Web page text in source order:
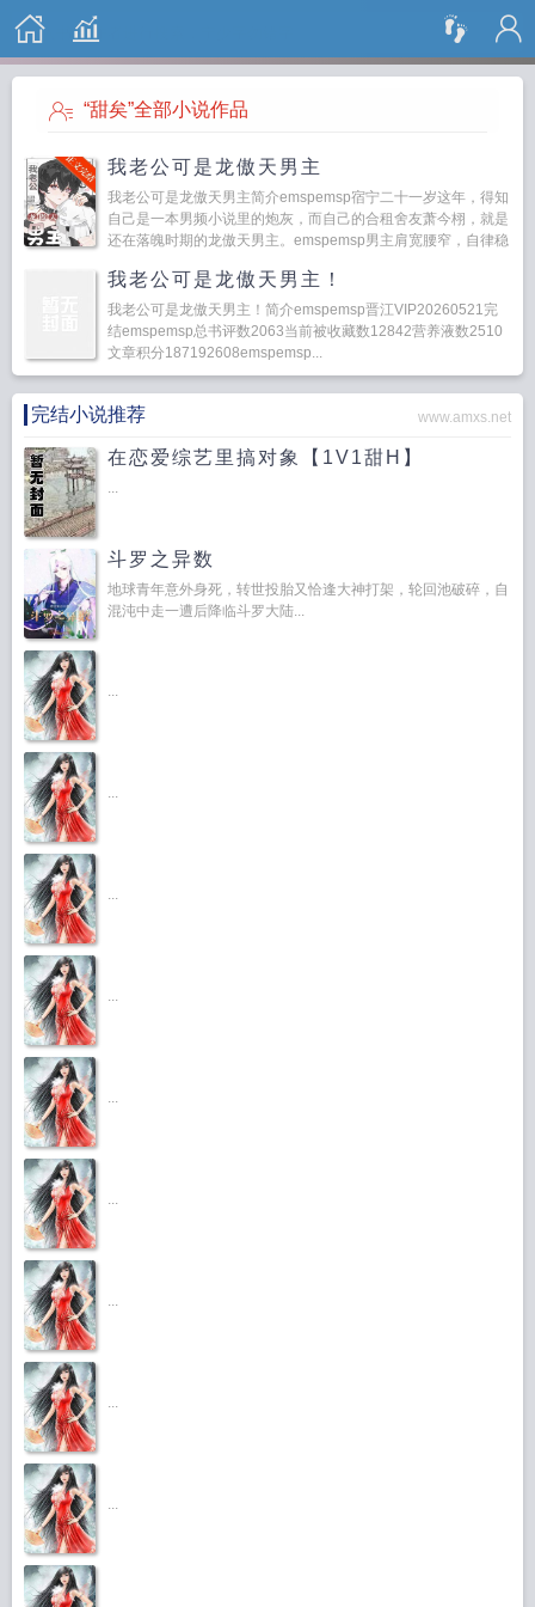
搜 索
“甜矣”全部小说作品
我老公可是龙傲天男主
我老公可是龙傲天男主简介emspemsp宿宁二十一岁这年，得知
自己是一本男频小说里的炮灰，而自己的合租舍友萧今栩，就是
还在落魄时期的龙傲天男主。emspemsp男主肩宽腰窄，自律稳
我老公可是龙傲天男主！
我老公可是龙傲天男主！简介emspemsp晋江VIP20260521完
结emspemsp总书评数2063当前被收藏数12842营养液数2510
文章积分187192608emspemsp...
完结小说推荐 www.amxs.net
在恋爱综艺里搞对象【1V1甜H】
...
斗罗之异数
地球青年意外身死，转世投胎又恰逢大神打架，轮回池破碎，自
混沌中走一遭后降临斗罗大陆...
...
...
...
...
...
...
...
...
...